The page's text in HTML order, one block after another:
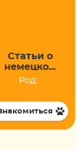
Статьи о
немецко...
Род: